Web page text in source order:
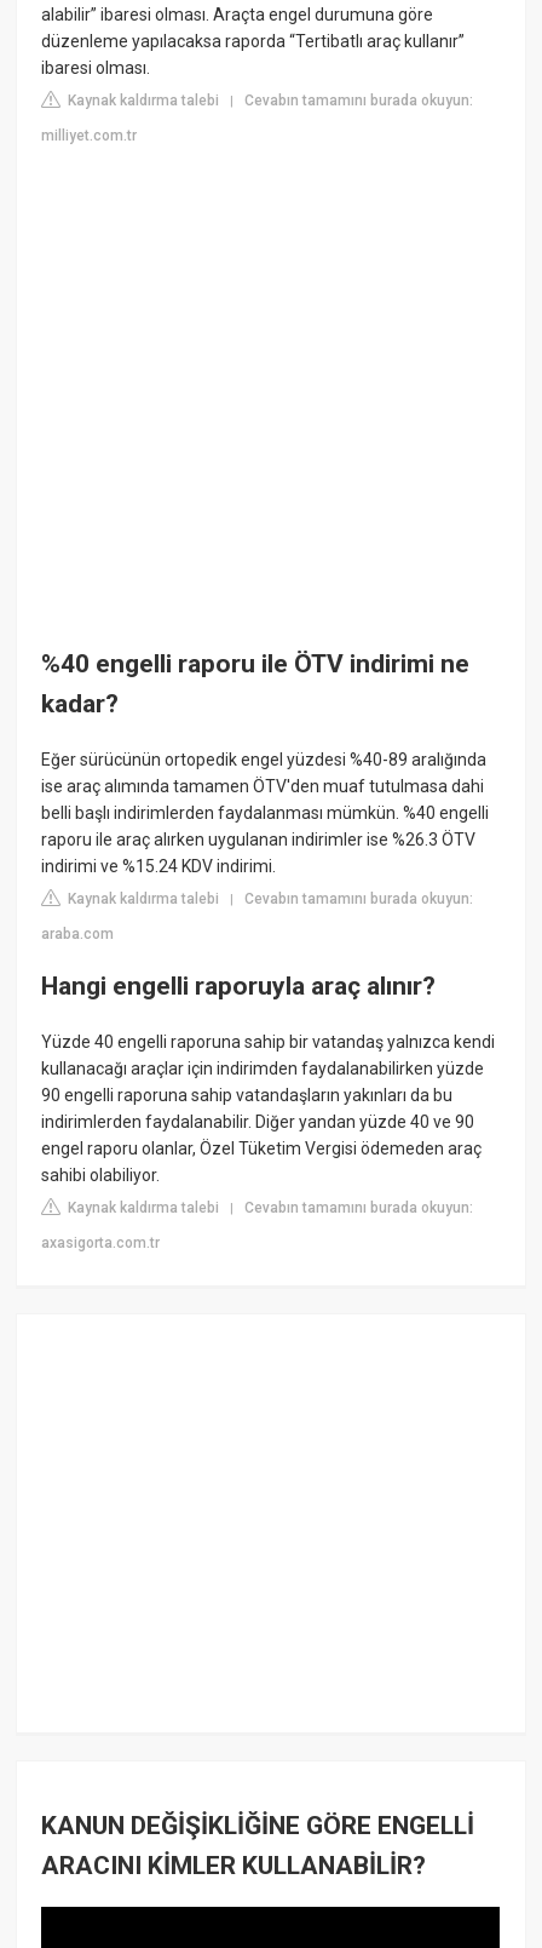
alabilir” ibaresi olması. Araçta engel durumuna göre
düzenleme yapılacaksa raporda “Tertibatlı araç kullanır”
ibaresi olması.
Kaynak kaldırma talebi |Cevabın tamamını burada okuyun:
milliyet.com.tr
%40 engelli raporu ile ÖTV indirimi ne
kadar?
Eğer sürücünün ortopedik engel yüzdesi %40-89 aralığında
ise araç alımında tamamen ÖTV'den muaf tutulmasa dahi
belli başlı indirimlerden faydalanması mümkün. %40 engelli
raporu ile araç alırken uygulanan indirimler ise %26.3 ÖTV
indirimi ve %15.24 KDV indirimi.
Kaynak kaldırma talebi |Cevabın tamamını burada okuyun:
araba.com
Hangi engelli raporuyla araç alınır?
Yüzde 40 engelli raporuna sahip bir vatandaş yalnızca kendi
kullanacağı araçlar için indirimden faydalanabilirken yüzde
90 engelli raporuna sahip vatandaşların yakınları da bu
indirimlerden faydalanabilir. Diğer yandan yüzde 40 ve 90
engel raporu olanlar, Özel Tüketim Vergisi ödemeden araç
sahibi olabiliyor.
Kaynak kaldırma talebi |Cevabın tamamını burada okuyun:
axasigorta.com.tr
KANUN DEĞİŞİKLİĞİNE GÖRE ENGELLİ
ARACINI KİMLER KULLANABİLİR?